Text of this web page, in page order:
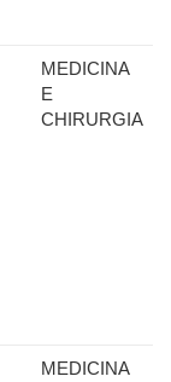
MEDICINA
E
CHIRURGIA
MEDICINA